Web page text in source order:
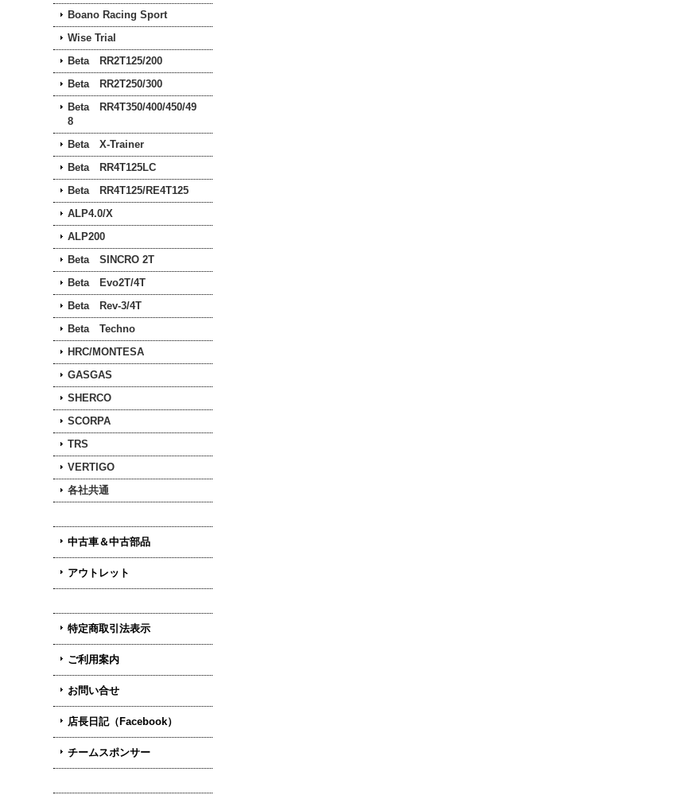
Boano Racing Sport
Wise Trial
Beta RR2T125/200
Beta RR2T250/300
Beta RR4T350/400/450/49
8
Beta X-Trainer
Beta RR4T125LC
Beta RR4T125/RE4T125
ALP4.0/X
ALP200
Beta SINCRO 2T
Beta Evo2T/4T
Beta Rev-3/4T
Beta Techno
HRC/MONTESA
GASGAS
SHERCO
SCORPA
TRS
VERTIGO
各社共通
中古車＆中古部品
アウトレット
特定商取引法表示
ご利用案内
お問い合せ
店長日記（Facebook）
チームスポンサー